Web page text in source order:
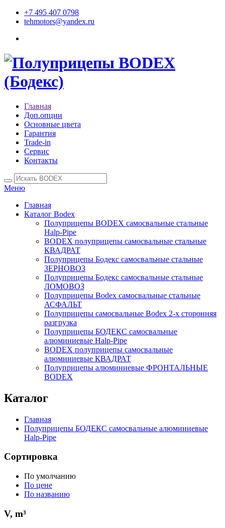
+7 495 407 0798
tehmotors@yandex.ru
Главная
Доп.опции
Основные цвета
Гарантия
Trade-in
Сервис
Контакты
Меню
Главная
Каталог Bodex
Полуприцепы BODEX самосвальные стальные
Нalp-Pipe
BODEX полуприцепы самосвальные стальные
КВАДРАТ
Полуприцепы Бодекс самосвальные стальные
ЗЕРНОВОЗ
Полуприцепы Бодекс самосвальные стальные
ЛОМОВОЗ
Полуприцепы Bodex самосвальные стальные
АСФАЛЬТ
Полуприцепы самосвальные Bodex 2-х сторонняя
разгрузка
Полуприцепы БОДЕКС самосвальные
алюминиевые Нalp-Pipe
BODEX полуприцепы самосвальные
алюминиевые КВАДРАТ
Полуприцепы алюминиевые ФРОНТАЛЬНЫЕ
BODEX
Каталог
Главная
Полуприцепы БОДЕКС самосвальные алюминиевые
Нalp-Pipe
Сортировка
По умолчанию
По цене
По названию
V, m³